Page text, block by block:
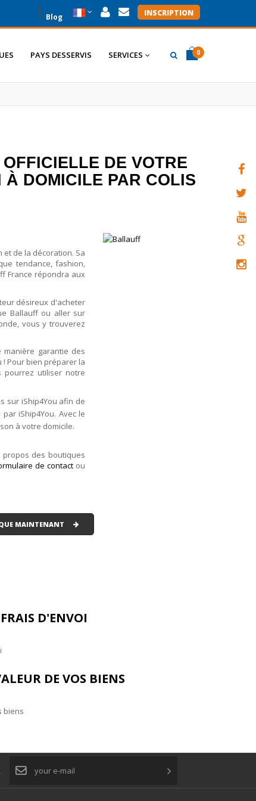
INSCRIPTION
Blog
0
PAYS DESSERVIS SERVICES
DE VOTRE
DOMICILE PAR COLIS
de la décoration. Sa
tendance, fashion,
France répondra aux
désireux d'acheter
Ballauff ou aller sur
vous y trouverez
manière garantie des
! Pour bien préparer la
pourrez utiliser notre
sur iShip4You afin de
iShip4You. Avec le
à votre domicile.
des boutiques
de contact ou
MAINTENANT
D'ENVOI
DE VOS BIENS
biens